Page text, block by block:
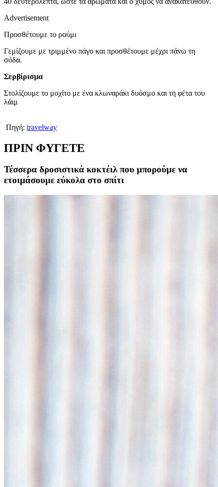
Advertisement
Προσθέτουμε το ρούμι
Γεμίζουμε με τριμμένο πάγο και προσθέτουμε μέχρι πάνω τη
σόδα.
Σερβίρισμα
Στολίζουμε το μοχίτο με ένα κλωναράκι δυόσμο και τη φέτα του
λάιμ
Πηγή: travelway
ΠΡΙΝ ΦΥΓΕΤΕ
Τέσσερα δροσιστικά κοκτέιλ που μπορούμε να
ετοιμάσουμε εύκολα στο σπίτι